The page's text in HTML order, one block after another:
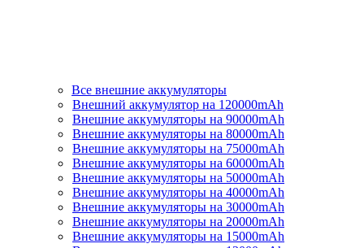
Все внешние аккумуляторы
Внешний аккумулятор на 120000mAh
Внешние аккумуляторы на 90000mAh
Внешние аккумуляторы на 80000mAh
Внешние аккумуляторы на 75000mAh
Внешние аккумуляторы на 60000mAh
Внешние аккумуляторы на 50000mAh
Внешние аккумуляторы на 40000mAh
Внешние аккумуляторы на 30000mAh
Внешние аккумуляторы на 20000mAh
Внешние аккумуляторы на 15000mAh